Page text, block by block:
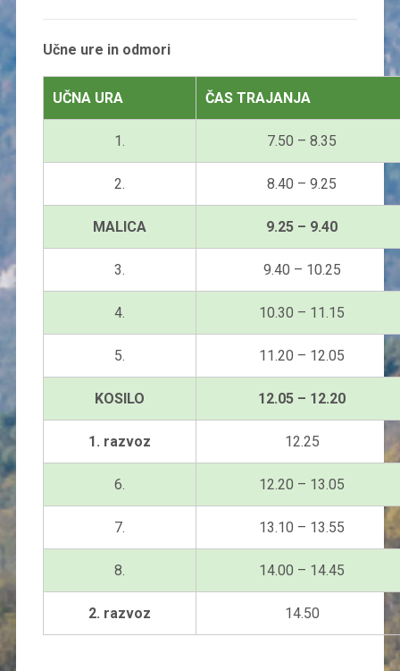
Učne ure in odmori
UČNA URA ČAS TRAJANJA
1. 7.50 – 8.35
2. 8.40 – 9.25
MALICA 9.25 – 9.40
3. 9.40 – 10.25
4. 10.30 – 11.15
5. 11.20 – 12.05
KOSILO 12.05 – 12.20
1. razvoz 12.25
6. 12.20 – 13.05
7. 13.10 – 13.55
8. 14.00 – 14.45
2. razvoz 14.50